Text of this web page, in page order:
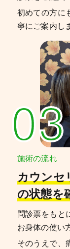
初めての方に
寧にご案内し
03
施術の流れ
カウンセ
の状態を
問診票をもと
お身体の使い
そのうえで、